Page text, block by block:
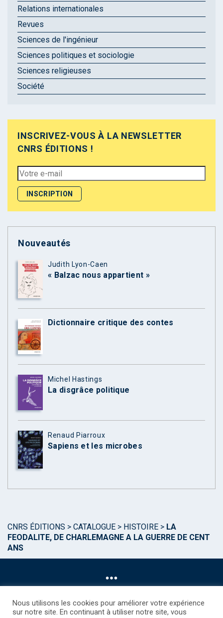
Relations internationales
Revues
Sciences de l'ingénieur
Sciences politiques et sociologie
Sciences religieuses
Société
INSCRIVEZ-VOUS À LA NEWSLETTER
CNRS ÉDITIONS !
Nouveautés
Judith Lyon-Caen
« Balzac nous appartient »
Dictionnaire critique des contes
Michel Hastings
La disgrâce politique
Renaud Piarroux
Sapiens et les microbes
CNRS ÉDITIONS > CATALOGUE > HISTOIRE > LA
FEODALITE, DE CHARLEMAGNE A LA GUERRE DE CENT
ANS
Nous utilisons les cookies pour améliorer votre expérience
sur notre site. En continuant à utiliser notre site, vous